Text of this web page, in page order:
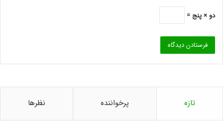
دو × پنج =
تازه پرخواننده نظرها